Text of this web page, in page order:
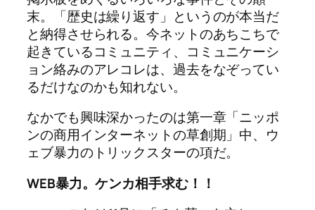
末。「歴史は繰り返す」というのが本当だ
と納得させられる。今ネットのあちこちで
起きているコミュニティ、コミュニケーシ
ョン絡みのアレコレは、過去をなぞってい
るだけなのかも知れない。
なかでも興味深かったのは第一章「ニッポ
ンの商用インターネットの草創期」中、ウ
ェブ暴力のトリックスターの項だ。
WEB暴力。ケンカ相手求む！！